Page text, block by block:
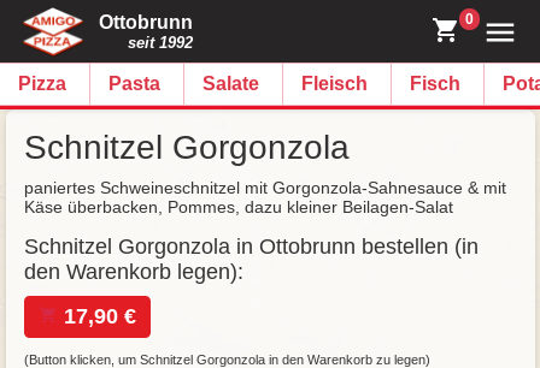
Ottobrunn
seit 1992
0
Pizza Pasta Salate Fleisch Fisch
Schnitzel Gorgonzola
paniertes Schweineschnitzel mit Gorgonzola-Sahnesauce & mit
Käse überbacken, Pommes, dazu kleiner Beilagen-Salat
Schnitzel Gorgonzola in Ottobrunn bestellen (in
den Warenkorb legen):
17,90 €
(Button klicken, um Schnitzel Gorgonzola in den Warenkorb zu legen)